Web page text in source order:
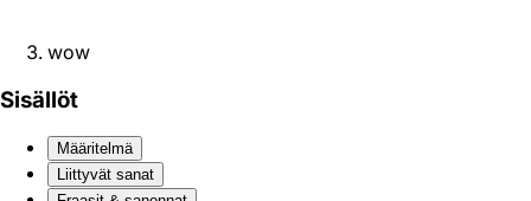
wow
Sisällöt
Määritelmä
Liittyvät sanat